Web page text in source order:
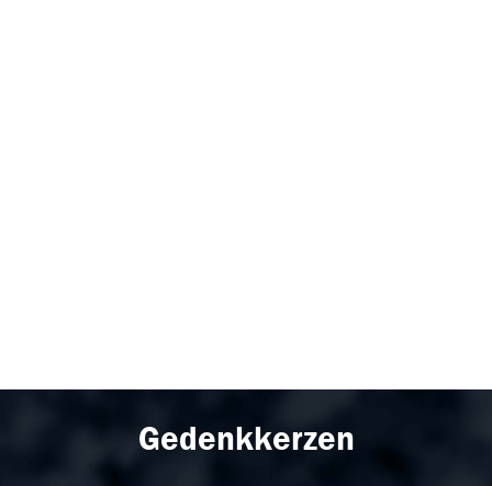
Gedenkkerzen